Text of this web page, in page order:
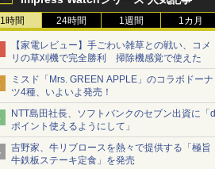
1時間 24時間 1週間 1カ月
【家電レビュー】手ごわい雑草との戦い、コメ
リの草刈機で完全勝利 掃除機感覚で使えた
ミスド「Mrs. GREEN APPLE」のコラボドーナ
ツ4種、いよいよ発売！
NTT島田社長、ソフトバンクのセブン出資に「d
ポイント使えるようにして」
吉野家、牛リブロースを熱々で提供する「極旨
牛鉄板ステーキ定食」を発売